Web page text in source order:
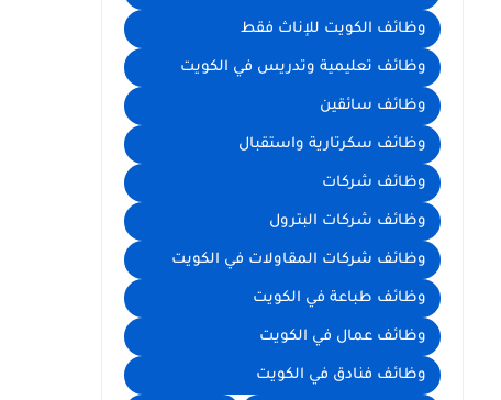
وظائف الكويت للإناث فقط
وظائف تعليمية وتدريس في الكويت
وظائف سائقين
وظائف سكرتارية واستقبال
وظائف شركات
وظائف شركات البترول
وظائف شركات المقاولات في الكويت
وظائف طباعة في الكويت
وظائف عمال في الكويت
وظائف فنادق في الكويت